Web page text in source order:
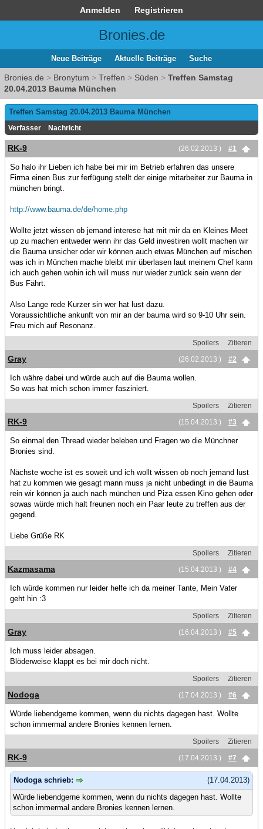
Anmelden Registrieren
Bronies.de
Neue Beiträge Aktuelle Beiträge Suche
Bronies.de > Bronytum > Treffen > Süden > Treffen Samstag
20.04.2013 Bauma München
Treffen Samstag 20.04.2013 Bauma München
Verfasser Nachricht
(26.02.2013 ) #1
RK-9
So halo ihr Lieben ich habe bei mir im Betrieb erfahren das unsere
Firma einen Bus zur ferfügung stellt der einige mitarbeiter zur Bauma in
münchen bringt.
http://www.bauma.de/de/home.php
Wollte jetzt wissen ob jemand interese hat mit mir da en Kleines Meet
up zu machen entweder wenn ihr das Geld investiren wollt machen wir
die Bauma unsicher oder wir können auch etwas München auf mischen
was ich in München mache bleibt mir überlasen laut meinem Chef kann
ich auch gehen wohin ich will muss nur wieder zurück sein wenn der
Bus Fährt.
Also Lange rede Kurzer sin wer hat lust dazu.
Voraussichtliche ankunft von mir an der bauma wird so 9-10 Uhr sein.
Freu mich auf Resonanz.
Spoilers
Zitieren
(26.02.2013 )
#2
Gray
Ich währe dabei und würde auch auf die Bauma wollen.
So was hat mich schon immer fasziniert.
Spoilers
Zitieren
(15.04.2013 )
#3
RK-9
So einmal den Thread wieder beleben und Fragen wo die Münchner
Bronies sind.
Nächste woche ist es soweit und ich wollt wissen ob noch jemand lust
hat zu kommen wie gesagt mann muss ja nicht unbedingt in die Bauma
rein wir können ja auch nach münchen und Piza essen Kino gehen oder
sowas würde mich halt freunen noch ein Paar leute zu treffen aus der
gegend.
Liebe Grüße RK
Spoilers
Zitieren
(15.04.2013 )
#4
Kazmasama
Ich würde kommen nur leider helfe ich da meiner Tante, Mein Vater
geht hin :3
Spoilers
Zitieren
(16.04.2013 )
#5
Gray
Ich muss leider absagen.
Blöderweise klappt es bei mir doch nicht.
Spoilers
Zitieren
(17.04.2013 )
#6
Nodoga
Würde liebendgerne kommen, wenn du nichts dagegen hast. Wollte
schon immermal andere Bronies kennen lernen.
Spoilers
Zitieren
(17.04.2013 )
#7
RK-9
(17.04.2013)
Nodoga schrieb:
Würde liebendgerne kommen, wenn du nichts dagegen hast. Wollte
schon immermal andere Bronies kennen lernen.